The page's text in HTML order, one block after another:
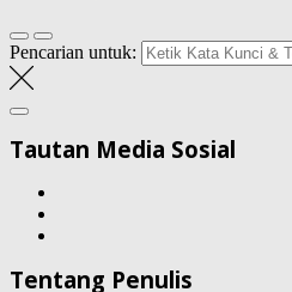
Pencarian untuk:
Tautan Media Sosial
Tentang Penulis